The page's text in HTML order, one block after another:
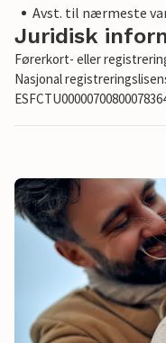
Avst. til nærmeste
Juridisk
Førerkort- eller
Nasjonal